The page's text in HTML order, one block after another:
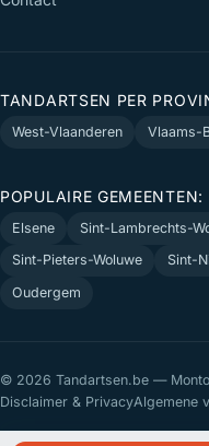
TANDARTSEN PER
West-Vlaanderen
Vlaams-
POPULAIRE GEMEENTEN:
Elsene
Sint-Lambrechts-
Sint-Pieters-Woluwe
Sint-
Oudergem
© 2026 Tandartsen.be —
Disclaimer & PrivacyAlgemene